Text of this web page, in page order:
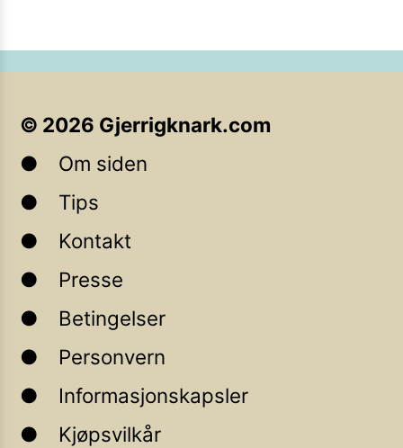
© 2026 Gjerrigknark.com
Om siden
Tips
Kontakt
Presse
Betingelser
Personvern
Informasjonskapsler
Kjøpsvilkår